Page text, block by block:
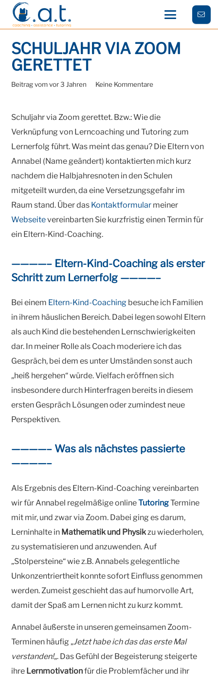
SCHULJAHR VIA ZOOM
GERETTET
Beitrag vomvor 3 Jahren Keine Kommentare
Schuljahr via Zoom gerettet. Bzw.: Wie die
Verknüpfung von Lerncoaching und Tutoring zum
Lernerfolg führt. Was meint das genau? Die Eltern von
Annabel (Name geändert) kontaktierten mich kurz
nachdem die Halbjahresnoten in den Schulen
mitgeteilt wurden, da eine Versetzungsgefahr im
Raum stand. Über das Kontaktformularmeiner
Webseitevereinbarten Sie kurzfristig einen Termin für
ein Eltern-Kind-Coaching.
————– Eltern-Kind-Coaching als erster
Schritt zum Lernerfolg ————–
Bei einem Eltern-Kind-Coachingbesuche ich Familien
in ihrem häuslichen Bereich. Dabei legen sowohl Eltern
als auch Kind die bestehenden Lernschwierigkeiten
dar. In meiner Rolle als Coach moderiere ich das
Gespräch, bei dem es unter Umständen sonst auch
„heiß hergehen“ würde. Vielfach eröffnen sich
insbesondere durch Hinterfragen bereits in diesem
ersten Gespräch Lösungen oder zumindest neue
Perspektiven.
————– Was als nächstes passierte
————–
Als Ergebnis des Eltern-Kind-Coaching vereinbarten
wir für Annabel regelmäßige onlineTutoringTermine
mit mir, und zwar via Zoom. Dabei ging es darum,
Lerninhalte in Mathematik und Physikzu wiederholen,
zu systematisieren und anzuwenden. Auf
„Stolpersteine“ wie z.B. Annabels gelegentliche
Unkonzentriertheit konnte sofort Einfluss genommen
werden. Zumeist geschieht das auf humorvolle Art,
damit der Spaß am Lernen nicht zu kurz kommt.
Annabel äußerste in unseren gemeinsamen Zoom-
Terminen häufig „Jetzt habe ich das das erste Mal
verstanden!„. Das Gefühl der Begeisterung steigerte
ihre Lernmotivationfür die Problemfächer und ihr